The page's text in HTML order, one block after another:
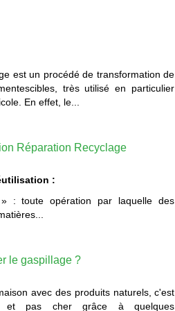
est un procédé de transformation de
très utilisé en particulier
En effet, le...
Réparation Recyclage
:
: toute opération par laquelle des
le gaspillage ?
avec des produits naturels, c'est
et pas cher grâce à quelques